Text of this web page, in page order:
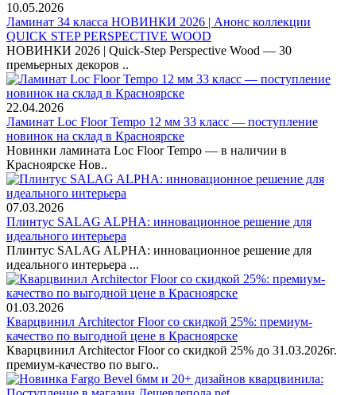
10.05.2026
Ламинат 34 класса НОВИНКИ 2026 | Анонс коллекции
QUICK STEP PERSPECTIVE WOOD
НОВИНКИ 2026 | Quick-Step Perspective Wood — 30
премьерных декоров ..
22.04.2026
Ламинат Loc Floor Tempo 12 мм 33 класс — поступление
новинок на склад в Красноярске
Новинки ламината Loc Floor Tempo — в наличии в
Красноярске Нов..
07.03.2026
Плинтус SALAG ALPHA: инновационное решение для
идеального интерьера
Плинтус SALAG ALPHA: инновационное решение для
идеального интерьера ...
01.03.2026
Кварцвинил Architector Floor со скидкой 25%: премиум-
качество по выгодной цене в Красноярске
Кварцвинил Architector Floor со скидкой 25% до 31.03.2026г.
премиум-качество по выго..